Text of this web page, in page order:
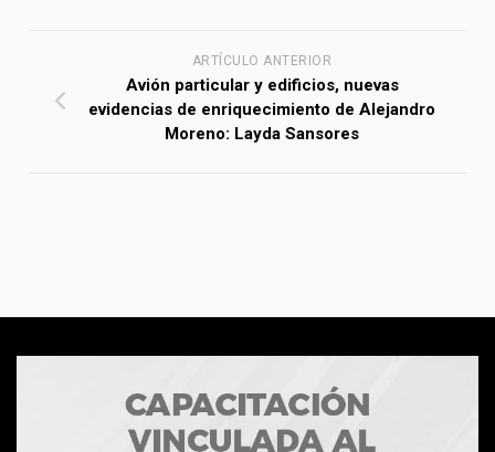
ARTÍCULO ANTERIOR
Avión particular y edificios, nuevas
evidencias de enriquecimiento de Alejandro
Moreno: Layda Sansores